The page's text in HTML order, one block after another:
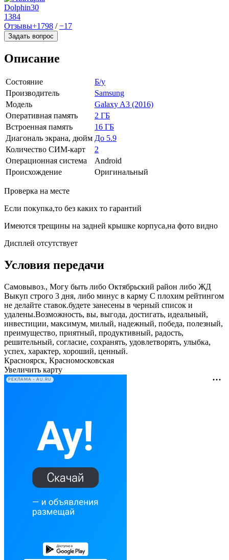
Dolphin30
1384
Отзывы+1798 /−17
Задать вопрос
Описание
Состояние
Б/у
Производитель
Samsung
Модель
Galaxy A3 (2016)
Оперативная память
2 ГБ
Встроенная память
16 ГБ
Диагональ экрана, дюйм До 5.9
Количество СИМ-карт
2
Операционная система
Android
Происхождение
Оригинальный
Проверка на месте
Если покупка,то без каких то гарантий
Имеются трещины на задней крышке корпуса,на фото видно
Дисплей отсутствует
Условия передачи
Самовывоз., Могу быть либо Октябрьский район либо ЖД
Выкуп строго 3 дня, либо минус в карму С плохим рейтингом
не делайте ставок.будете занесены в черный список и
удалены.Возможность, вы, выгода, достигать, идеальный,
инвестиции, максимум, милый, надежный, победа, полезный,
преимущество, приятный, продуктивный, радость,
решительный, согласие, сохранять, удовлетворять, улыбка,
успех, характер, хороший, ценный.
Красноярск, Красномосковская
Увеличить карту
РЕКЛАМА • AU.RU